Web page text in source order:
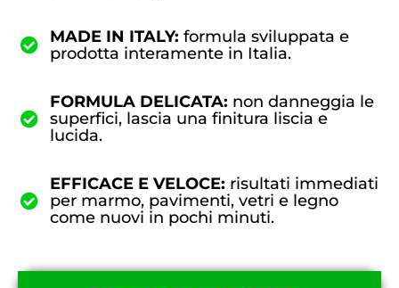
MADE IN ITALY: formula sviluppata e
prodotta interamente in Italia.
FORMULA DELICATA: non danneggia le
superfici, lascia una finitura liscia e
lucida.
EFFICACE E VELOCE: risultati immediati
per marmo, pavimenti, vetri e legno
come nuovi in pochi minuti.